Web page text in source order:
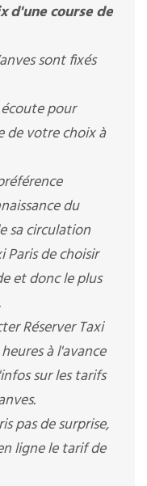
d'une course de
sont fixés
pour
de votre choix à
du
sa circulation
Paris de choisir
et donc le plus
Réserver Taxi
à l'avance
sur les tarifs
pas de surprise,
ligne le tarif de